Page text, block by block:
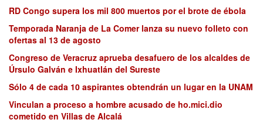
RD Congo supera los mil 800 muertos por el brote de ébola
Temporada Naranja de La Comer lanza su nuevo folleto con
ofertas al 13 de agosto
Congreso de Veracruz aprueba desafuero de los alcaldes de
Úrsulo Galván e Ixhuatlán del Sureste
Sólo 4 de cada 10 aspirantes obtendrán un lugar en la UNAM
Vinculan a proceso a hombre acusado de ho.mici.dio
cometido en Villas de Alcalá